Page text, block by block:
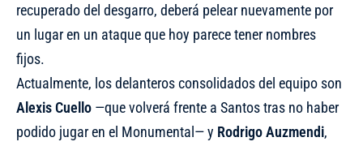
recuperado del desgarro, deberá pelear nuevamente por
un lugar en un ataque que hoy parece tener nombres
fijos.
Actualmente, los delanteros consolidados del equipo son
Alexis Cuello —que volverá frente a Santos tras no haber
podido jugar en el Monumental— y Rodrigo Auzmendi,